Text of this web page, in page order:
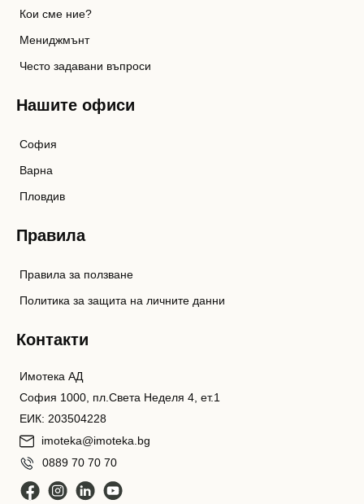
Кои сме ние?
Мениджмънт
Често задавани въпроси
Нашите офиси
София
Варна
Пловдив
Правила
Правила за ползване
Политика за защита на личните данни
Контакти
Имотека АД
София 1000, пл.Света Неделя 4, ет.1
ЕИК: 203504228
imoteka@imoteka.bg
0889 70 70 70